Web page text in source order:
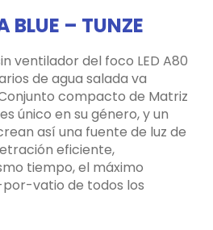
BLUE – TUNZE
ventilador del foco LED A80
de agua salada va
compacto de Matriz
único en su género, y un
así una fuente de luz de
eficiente,
tiempo, el máximo
vatio de todos los